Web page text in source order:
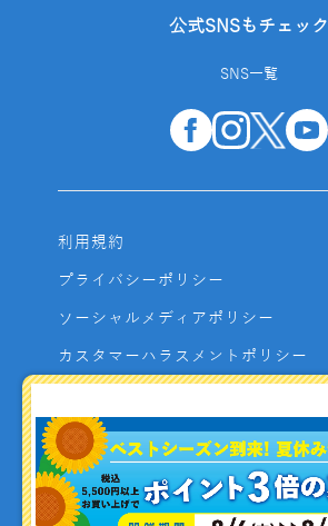
公式SNSもチェック
SNS一覧
利用規約
プライバシーポリシー
ソーシャルメディアポリシー
カスタマーハラスメントポリシー
よくあるご質問
お問い合わせ
利用者資金の保全方法